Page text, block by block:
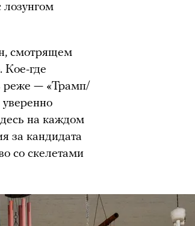
лозунгом
смотрящем
Кое-где
реже — «Трамп/
на каждом
за кандидата
со скелетами